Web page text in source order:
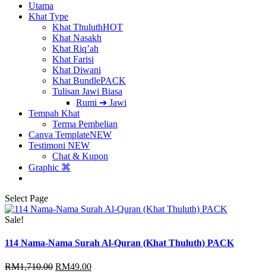
Utama
Khat Type
Khat ThuluthHOT
Khat Nasakh
Khat Riq’ah
Khat Farisi
Khat Diwani
Khat BundlePACK
Tulisan Jawi Biasa
Rumi ➔ Jawi
Tempah Khat
Terma Pembelian
Canva TemplateNEW
Testimoni NEW
Chat & Kupon
Graphic ⌘
Select Page
Sale!
114 Nama-Nama Surah Al-Quran (Khat Thuluth) PACK
RM1,710.00 Original
RM49.00Current